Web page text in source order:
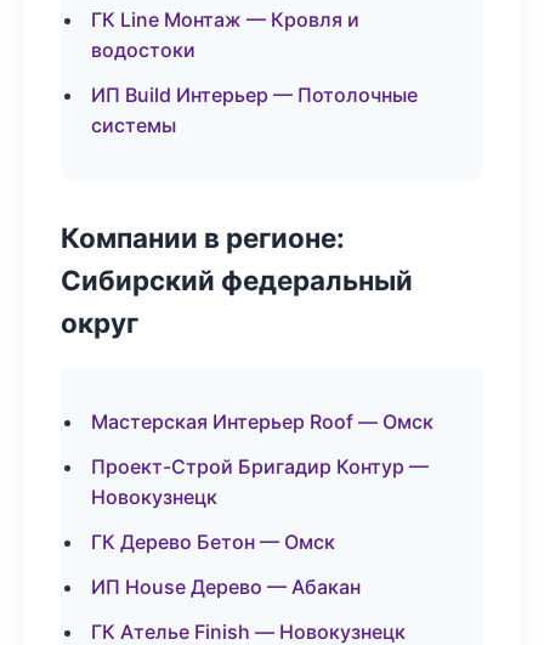
ГК Line Монтаж — Кровля и
водостоки
ИП Build Интерьер — Потолочные
системы
Компании в регионе:
Сибирский федеральный
округ
Мастерская Интерьер Roof — Омск
Проект-Строй Бригадир Контур —
Новокузнецк
ГК Дерево Бетон — Омск
ИП House Дерево — Абакан
ГК Ателье Finish — Новокузнецк